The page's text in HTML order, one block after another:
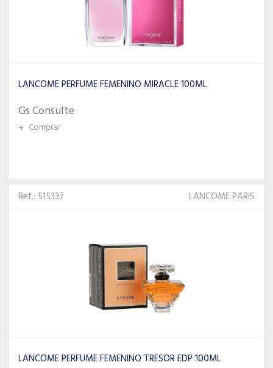
LANCOME PERFUME FEMENINO MIRACLE 100ML
Gs Consulte
+ Comprar
Ref.: 515337 LANCOME PARIS
LANCOME PERFUME FEMENINO TRESOR EDP 100ML